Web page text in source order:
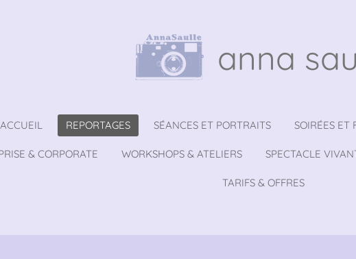
anna
ACCUEIL REPORTAGES SÉANCES ET PORTRAITS SOIRÉES ET
& CORPORATE WORKSHOPS & ATELIERS SPECTACLE
TARIFS & OFFRES